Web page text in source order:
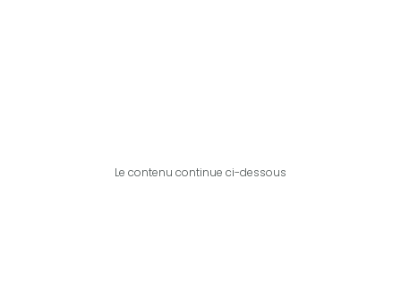
Le contenu continue ci-dessous